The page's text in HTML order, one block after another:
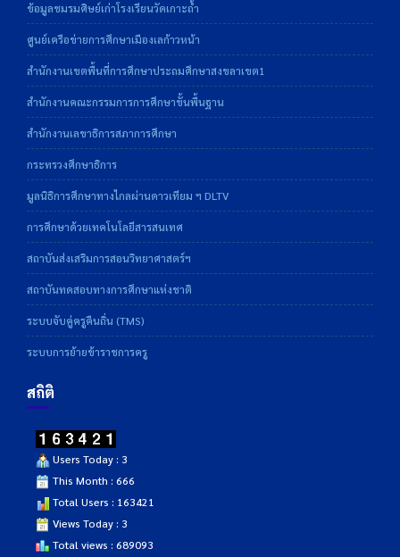
ข้อมูลชมรมศิษย์เก่าโรงเรียนวัดเกาะถ้ำ
ศูนย์เครือข่ายการศึกษาเมืองเลก้าวหน้า
สำนักงานเขตพื้นที่การศึกษาประถมศึกษาสงขลาเขต1
สำนักงานคณะกรรมการการศึกษาขั้นพื้นฐาน
สำนักงานเลขาธิการสภาการศึกษา
กระทรวงศึกษาธิการ
มูลนิธิการศึกษาทางไกลผ่านดาวเทียม ฯ DLTV
การศึกษาด้วยเทคโนโลยีสารสนเทศ
สถาบันส่งเสริมการสอนวิทยาศาสตร์ฯ
สถาบันทดสอบทางการศึกษาแห่งชาติ
ระบบจับคู่ครูคืนถิ่น (TMS)
ระบบการย้ายข้าราชการครู
สถิติ
Users Today : 3
This Month : 666
Total Users : 163421
Views Today : 3
Total views : 689093